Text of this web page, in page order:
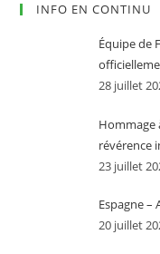
INFO EN CONTINU
Équipe de
28 juillet
Hommage
révérence
23 juillet
Espagne –
20 juillet